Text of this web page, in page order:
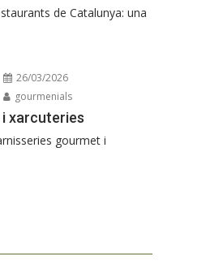
de Catalunya: una
26/03/2026
gourmenials
xarcuteries
gourmet i